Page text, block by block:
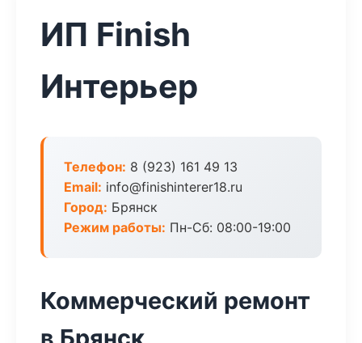
ИП Finish
Интерьер
Телефон: 8 (923) 161 49 13
Email: info@finishinterer18.ru
Город: Брянск
Режим работы: Пн-Сб: 08:00-19:00
Коммерческий ремонт